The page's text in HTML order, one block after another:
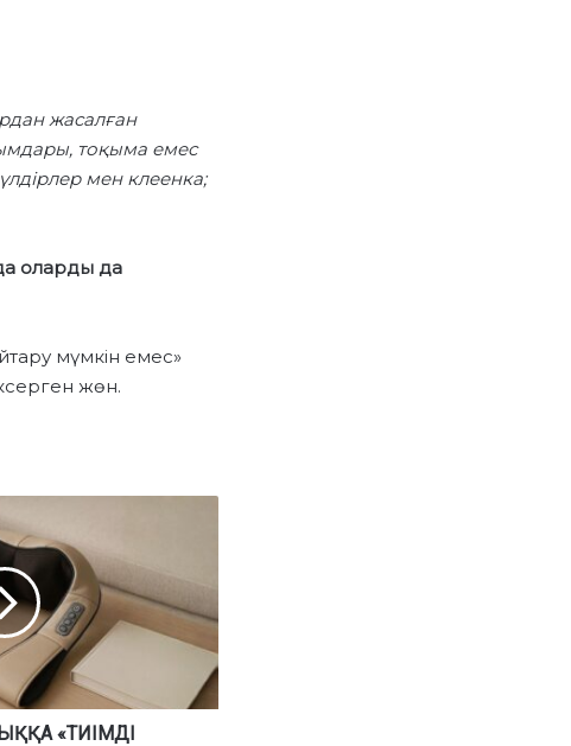
жасалған
тоқыма емес
мен клеенка;
оларды да
мүмкін емес»
жөн.
«ТИІМДІ